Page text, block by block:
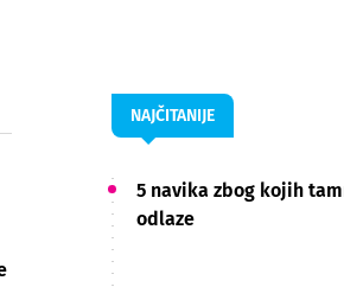
NAJČITANIJE
5 navika zbog kojih
odlaze